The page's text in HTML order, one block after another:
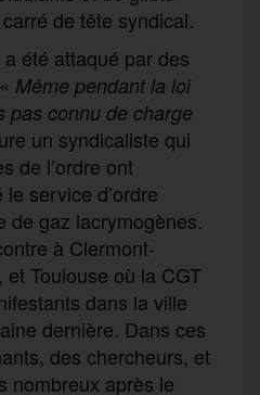
de tête syndical.
été attaqué par des
Même pendant la loi
pas connu de charge
un syndicaliste qui
de l’ordre ont
service d’ordre
de gaz lacrymogènes.
à Clermont-
Toulouse où la CGT
dans la ville
dernière. Dans ces
des chercheurs, et
nombreux après le